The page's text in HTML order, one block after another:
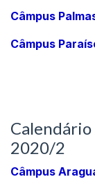
Câmpus
Câmpus
2020/2
Câmpus